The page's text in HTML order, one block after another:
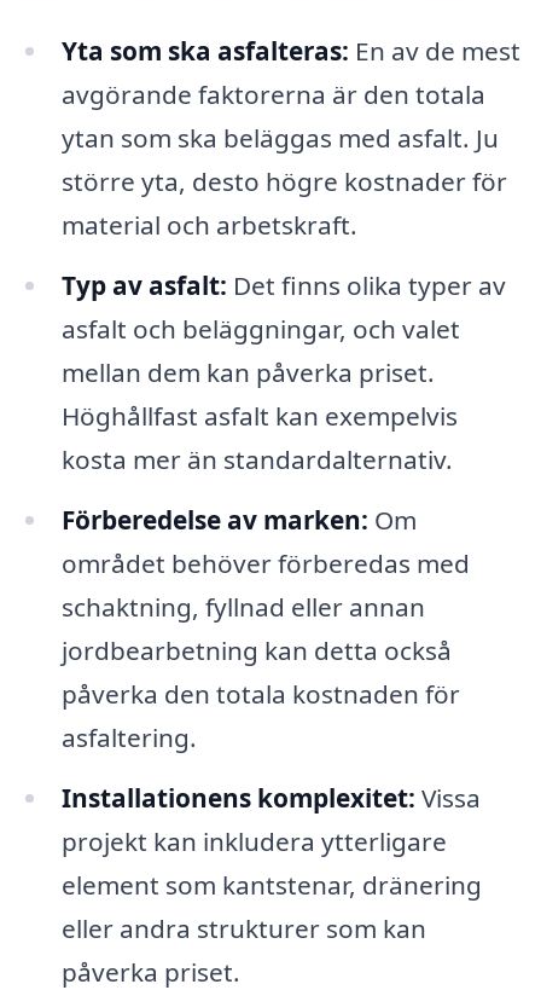
Yta som ska asfalteras: En av de mest
avgörande faktorerna är den totala
ytan som ska beläggas med asfalt. Ju
större yta, desto högre kostnader för
material och arbetskraft.
Typ av asfalt: Det finns olika typer av
asfalt och beläggningar, och valet
mellan dem kan påverka priset.
Höghållfast asfalt kan exempelvis
kosta mer än standardalternativ.
Förberedelse av marken: Om
området behöver förberedas med
schaktning, fyllnad eller annan
jordbearbetning kan detta också
påverka den totala kostnaden för
asfaltering.
Installationens komplexitet: Vissa
projekt kan inkludera ytterligare
element som kantstenar, dränering
eller andra strukturer som kan
påverka priset.